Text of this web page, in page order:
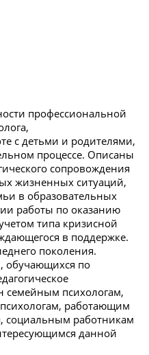
профессиональной
с детьми и родителями,
процессе. Описаны
сопровождения
жизненных ситуаций,
в образовательных
работы по оказанию
типа кризисной
в поддержке.
поколения.
обучающихся по
семейным психологам,
работающим
социальным работникам
данной